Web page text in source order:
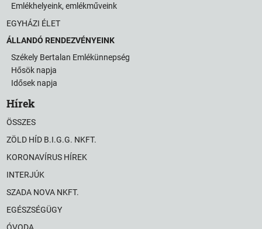
Emlékhelyeink, emlékműveink
EGYHÁZI ÉLET
ÁLLANDÓ RENDEZVÉNYEINK
Székely Bertalan Emlékünnepség
Hősök napja
Idősek napja
Hírek
ÖSSZES
ZÖLD HÍD B.I.G.G. NKFT.
KORONAVÍRUS HÍREK
INTERJÚK
SZADA NOVA NKFT.
EGÉSZSÉGÜGY